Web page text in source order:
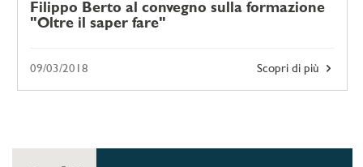
Filippo Berto al convegno sulla formazione
"Oltre il saper fare"
Scopri di più
09/03/2018